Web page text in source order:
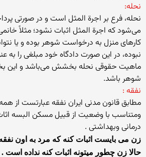
نحله:
نحله، فرع بر اجرة المثل است و در صورتی
می‌شود كه اجرة المثل اثبات نشود؛ مثلاً
كارهای منزل به درخواست شوهر بوده و یا
نبوده، در این صورت دادگاه خود مبلغی را به
ماهیت حقوقی نحله بخشش می‌باشد و این
شوهر باشد.
نفقه :
مطابق قانون مدنی ایران نفقه عبارتست از
ومتناسب با وضعیت از قبیل مسکن البسه
درمانی وبهداشتی .
زن می بایست اثبات کنه که مرد به اون
حالا زن چطور میتونه اثبات کنه نداده است .